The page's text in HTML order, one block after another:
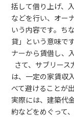
括して借り上げ、
などを行い、オー
いう内容です。ち
貸」という意味で
ナーから賃借し、
さて、サブリー
は、一定の家賃収
べて避けることが
実際には、建築代
約などをめぐって